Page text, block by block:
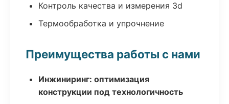
Контроль качества и измерения 3d
Термообработка и упрочнение
Преимущества работы с нами
Инжиниринг: оптимизация
конструкции под технологичность